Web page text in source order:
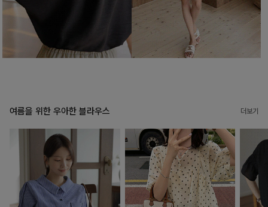
여름을 위한 우아한 블라우스 더보기